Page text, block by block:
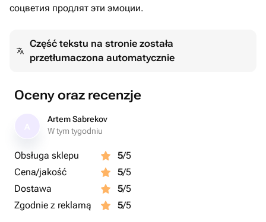
соцветия продлят эти эмоции.
Część tekstu na stronie została
przetłumaczona automatycznie
Oceny oraz recenzje
Artem Sabrekov
W tym tygodniu
Obsługa sklepu 5/5
Cena/jakość
5/5
Dostawa
5/5
Zgodnie z reklamą
5/5